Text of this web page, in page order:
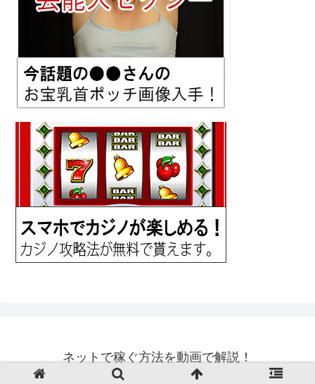
ネットで稼ぐ方法を動画で解説！
© 2018 ネットで稼ぐ方法を動画で解説！.